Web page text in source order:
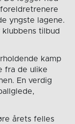
yngste lagene.
tilbud
kamp
fra de ulike
En verdig
årets felles